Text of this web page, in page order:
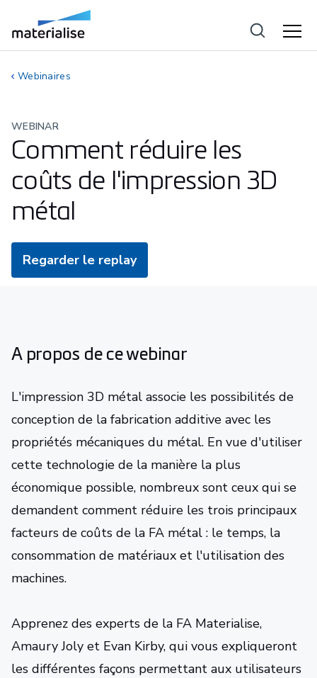
Webinaires
WEBINAR
Comment réduire les
coûts de l'impression 3D
métal
Regarder le replay
A propos de ce webinar
L'impression 3D métal associe les possibilités de
conception de la fabrication additive avec les
propriétés mécaniques du métal. En vue d'utiliser
cette technologie de la manière la plus
économique possible, nombreux sont ceux qui se
demandent comment réduire les trois principaux
facteurs de coûts de la FA métal : le temps, la
consommation de matériaux et l'utilisation des
machines.
Apprenez des experts de la FA Materialise,
Amaury Joly et Evan Kirby, qui vous expliqueront
les différentes façons permettant aux utilisateurs